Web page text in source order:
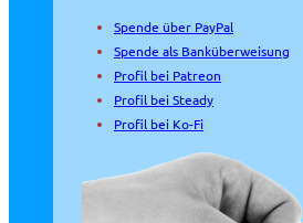
Spende über PayPal
Spende als Banküberweisung
Profil bei Patreon
Profil bei Steady
Profil bei Ko-Fi